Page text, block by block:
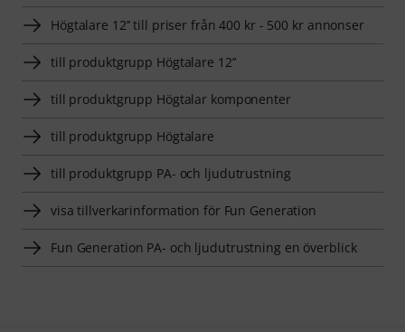
Högtalare 12’’ till priser från 400 kr - 500 kr annonser
till produktgrupp Högtalare 12’’
till produktgrupp Högtalar komponenter
till produktgrupp Högtalare
till produktgrupp PA- och ljudutrustning
visa tillverkarinformation för Fun Generation
Fun Generation PA- och ljudutrustning en överblick